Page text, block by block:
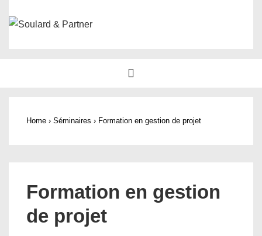
passer
Home › Séminaires › Formation en gestion de projet
Formation en gestion
de projet